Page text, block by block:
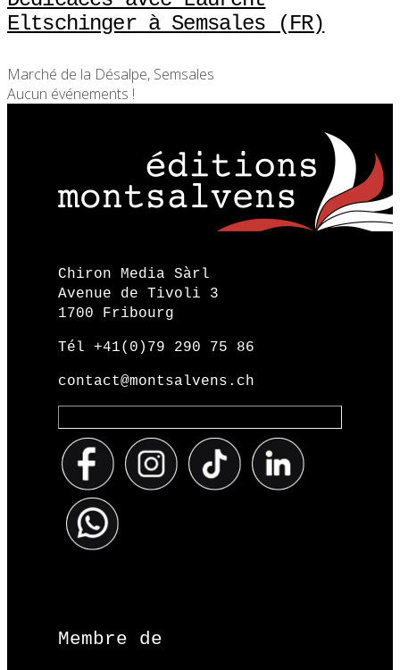
Eltschinger à Semsales (FR)
Marché de la Désalpe, Semsales
Aucun événements !
Chiron Media Sàrl
Avenue de Tivoli 3
1700 Fribourg
Tél +41(0)79 290 75 86
contact@montsalvens.ch
Membre de